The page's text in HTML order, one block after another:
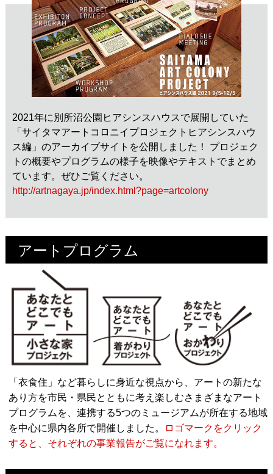
2021年に別所沼公園ヒアシンスハウスで展開していた
「サイタマアートコロニイプロジェクトヒアシンスハウ
ス編」のアーカイブサイトを公開しました！ プロジェク
トの概要やプログラムの様子を映像やテキストでまとめ
ています。ぜひご覧ください。
http://artnagaya.jp/index.html?page=artcolony
アートプログラム
「衣食住」など暮らしに身近な視点から、アートの新たな
あり方を市民・県民とともに考え楽しむさまざまなアート
プログラムを、連携する5つのミュージアムが所在する地域
を中心に県内各所で開催しました。
ロゴマークをクリック
すると、それぞれの事業報告がご覧になれます。